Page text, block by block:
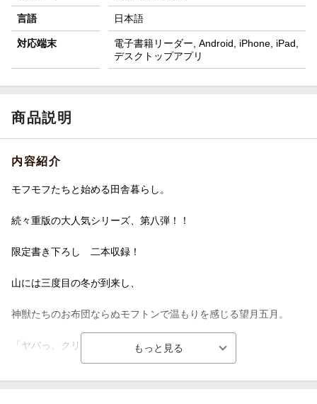
言語 日本語
対応端末
電子書籍リーダー, Android, iPhone, iPad,
デスクトップアプリ
商品説明
内容紹介
モフモフたちと始める田舎暮らし。
続々重版の大人気シリーズ、第八弾！！
限定書き下ろし 二本収録！
山には三度目の冬が到来し、
神獣たちのお布団ならぬモフトンで温もりを感じる望月五月。
「ヤバっ、クリスマス過ぎてた！」